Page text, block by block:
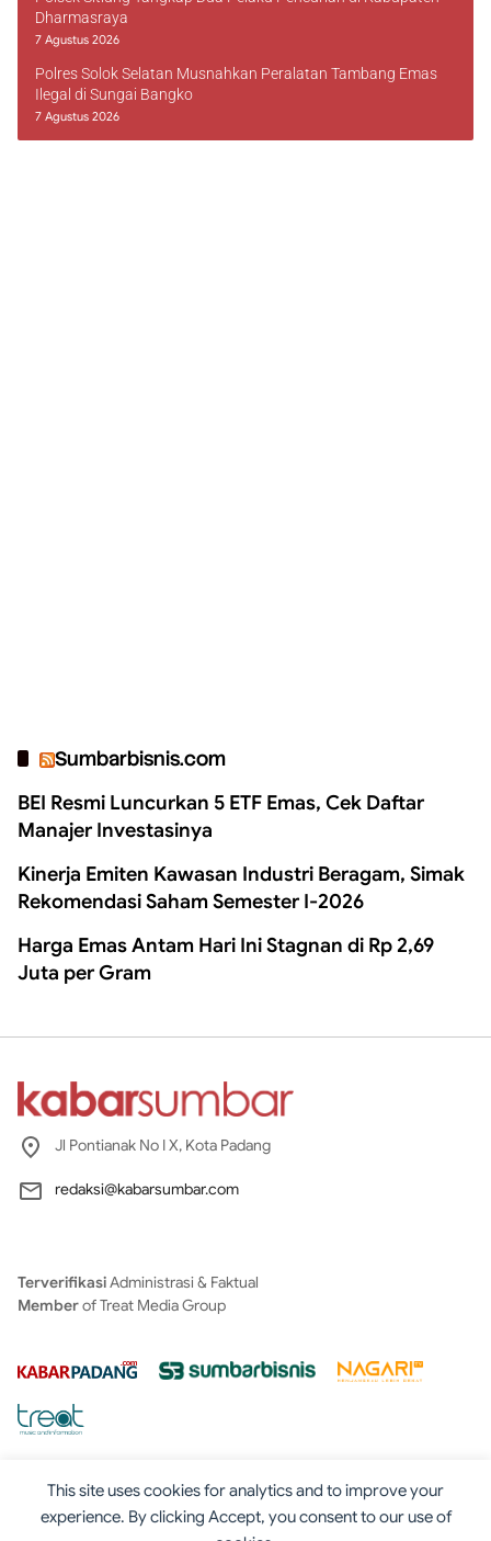
This site uses cookies for analytics and to improve your
experience. By clicking Accept, you consent to our use of
Dharmasraya
7 Agustus 2026
Polres Solok Selatan Musnahkan Peralatan Tambang Emas
Ilegal di Sungai Bangko
7 Agustus 2026
Sumbarbisnis.com
BEI Resmi Luncurkan 5 ETF Emas, Cek Daftar
Manajer Investasinya
Kinerja Emiten Kawasan Industri Beragam, Simak
Rekomendasi Saham Semester I-2026
Harga Emas Antam Hari Ini Stagnan di Rp 2,69
Juta per Gram
Jl Pontianak No I X, Kota Padang
redaksi@kabarsumbar.com
TerverifikasiAdministrasi & Faktual
Memberof Treat Media Group